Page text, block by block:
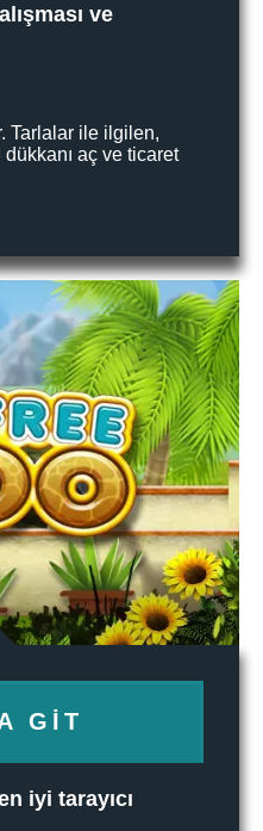
ve
Tarlalar ile ilgilen,
dükkanı aç ve ticaret
GIT
iyi tarayıcı